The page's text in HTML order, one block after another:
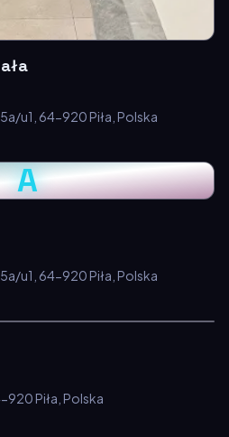
u1, 64-920 Piła, Polska
A
u1, 64-920 Piła, Polska
920 Piła, Polska